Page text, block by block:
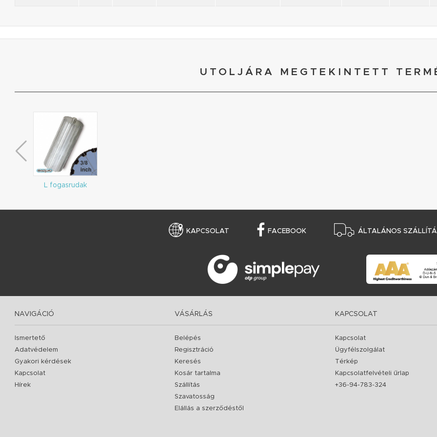
UTOLJÁRA MEGTEKINTETT
L fogasrudak
KAPCSOLAT FACEBOOK ÁLTALÁNOS
NAVIGÁCIÓ
Ismertető
Adatvédelem
Gyakori kérdések
Kapcsolat
Hírek
VÁSÁRLÁS
Belépés
Regisztráció
Keresés
Kosár tartalma
Szállítás
Szavatosság
Elállás a szerződéstől
KAPCSOLAT
Kapcsolat
Ügyfélszolgálat
Térkép
Kapcsolatfelvételi űrlap
+36-94-783-324